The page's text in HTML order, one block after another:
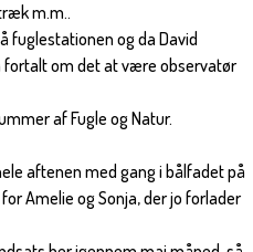
m.m..
fuglestationen og da David
fortalt om det at være observatør
af Fugle og Natur.
aftenen med gang i bålfadet på
Amelie og Sonja, der jo forlader